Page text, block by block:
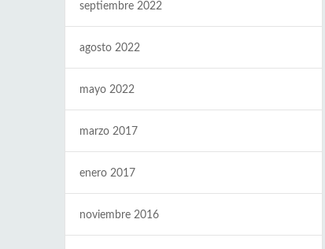
septiembre 2022
agosto 2022
mayo 2022
marzo 2017
enero 2017
noviembre 2016